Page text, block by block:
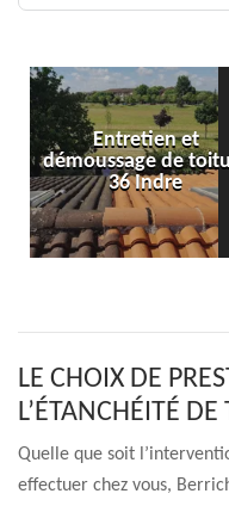
Entretien et
démoussage de
36 Indre
LE CHOIX DE
L’ÉTANCHÉITÉ
Quelle que soit
effectuer chez vous,